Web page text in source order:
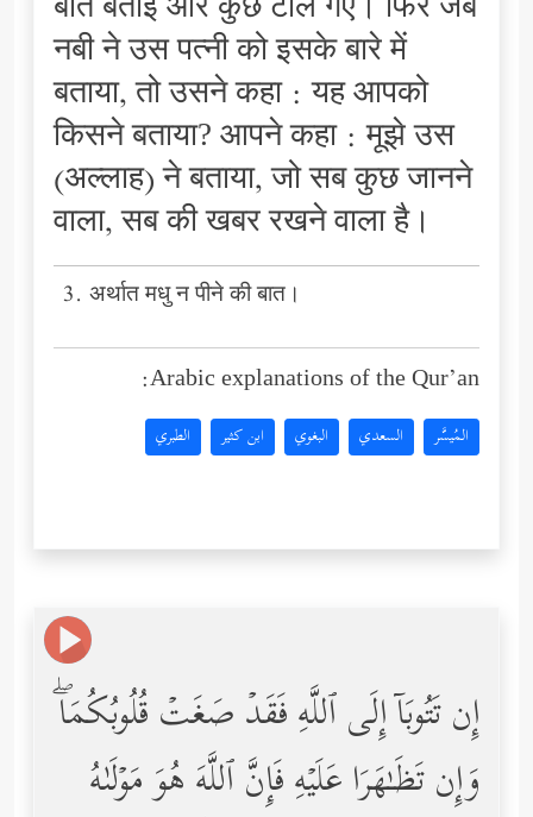
नबी ने उस पत्नी को इसके बारे में
बताया, तो उसने कहा : यह आपको
किसने बताया? आपने कहा : मूझे उस
(अल्लाह) ने बताया, जो सब कुछ जानने
वाला, सब की खबर रखने वाला है।
3. अर्थात मधु न पीने की बात।
Arabic explanations of the Qur’an:
المُيسَّر السعدي البغوي ابن كثير الطبري
إِن تَتُوبَاۤ إِلَى ٱللَّهِ فَقَدۡ صَغَتۡ قُلُوبُكُمَاۖ
وَإِن تَظَـٰهَرَا عَلَیۡهِ فَإِنَّ ٱللَّهَ هُوَ مَوۡلَىٰهُ